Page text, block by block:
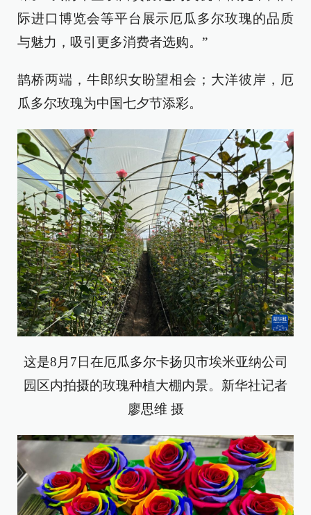
际进口博览会等平台展示厄瓜多尔玫瑰的品质
与魅力，吸引更多消费者选购。”
鹊桥两端，牛郎织女盼望相会；大洋彼岸，厄
瓜多尔玫瑰为中国七夕节添彩。
这是8月7日在厄瓜多尔卡扬贝市埃米亚纳公司
园区内拍摄的玫瑰种植大棚内景。新华社记者
廖思维 摄